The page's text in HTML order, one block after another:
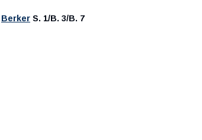
Berker S. 1/B. 3/B. 7